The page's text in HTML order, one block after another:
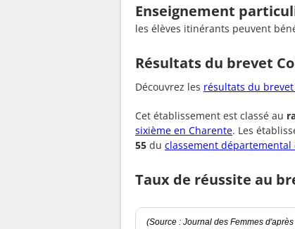
Enseignement
les élèves itinérants peuvent
Résultats du brevet
Découvrez les résultats du brevet
Cet établissement est classé au
sixième en Charente. Les
55 du classement départemental
Taux de réussite au
(Source : Journal des Femmes